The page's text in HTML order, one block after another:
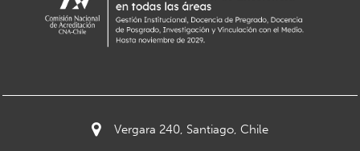
Vergara 240, Santiago, Chile